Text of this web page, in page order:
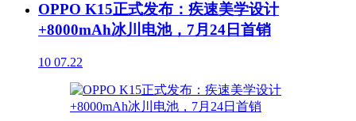
OPPO K15正式发布：疾速美学设计
+8000mAh冰川电池，7月24日首销
10 07.22